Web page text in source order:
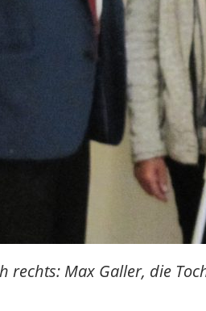
rechts: Max Galler, die